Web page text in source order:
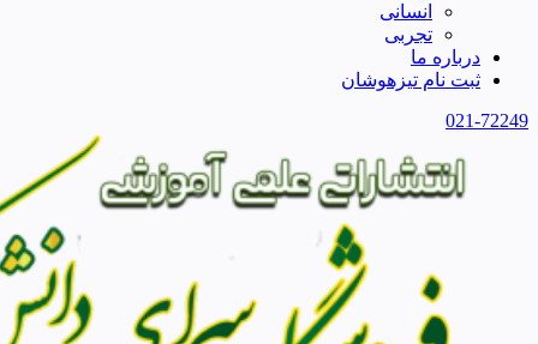
انسانی
تجربی
درباره ما
ثبت نام تیزهوشان
021-72249